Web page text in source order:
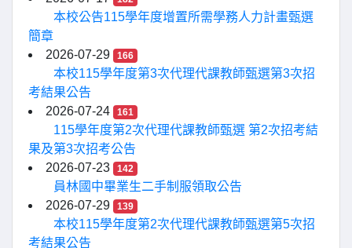
本校公告115學年度增置所需學務人力計畫甄選
簡章
2026-07-29
166
本校115學年度第3次代理代課教師甄選第3次招
考結果公告
2026-07-24
161
115學年度第2次代理代課教師甄選 第2次招考結
果及第3次招考公告
2026-07-23
142
員林國中畢業生二手制服領取公告
2026-07-29
139
本校115學年度第2次代理代課教師甄選第5次招
考結果公告